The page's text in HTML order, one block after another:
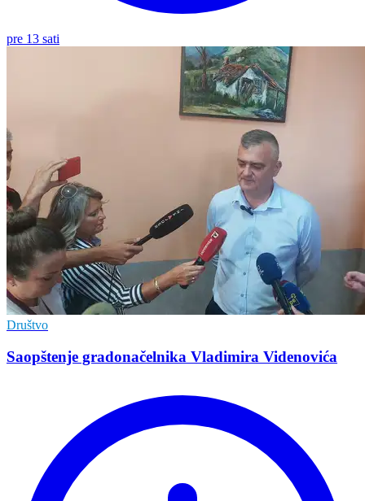
pre 13 sati
Društvo
Saopštenje gradonačelnika Vladimira Videnovića